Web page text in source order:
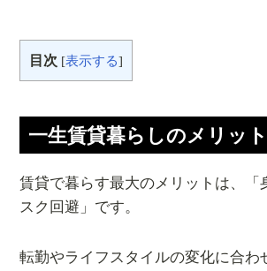
目次 [表示する]
一生賃貸暮らしのメリッ
賃貸で暮らす最大のメリットは、「
スク回避」です。
転勤やライフスタイルの変化に合わ